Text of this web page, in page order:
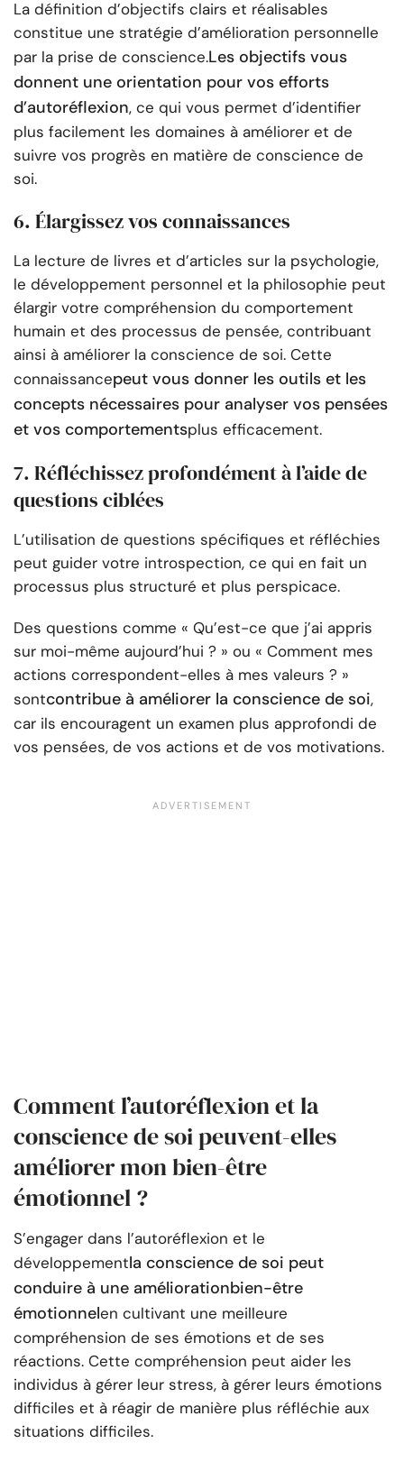
La définition d’objectifs clairs et réalisables
constitue une stratégie d’amélioration personnelle
par la prise de conscience.Les objectifs vous
donnent une orientation pour vos efforts
d’autoréflexion, ce qui vous permet d’identifier
plus facilement les domaines à améliorer et de
suivre vos progrès en matière de conscience de
soi.
6. Élargissez vos connaissances
La lecture de livres et d’articles sur la psychologie,
le développement personnel et la philosophie peut
élargir votre compréhension du comportement
humain et des processus de pensée, contribuant
ainsi à améliorer la conscience de soi. Cette
connaissancepeut vous donner les outils et les
concepts nécessaires pour analyser vos pensées
et vos comportementsplus efficacement.
7. Réfléchissez profondément à l’aide de
questions ciblées
L’utilisation de questions spécifiques et réfléchies
peut guider votre introspection, ce qui en fait un
processus plus structuré et plus perspicace.
Des questions comme « Qu’est-ce que j’ai appris
sur moi-même aujourd’hui ? » ou « Comment mes
actions correspondent-elles à mes valeurs ? »
sontcontribue à améliorer la conscience de soi,
car ils encouragent un examen plus approfondi de
vos pensées, de vos actions et de vos motivations.
Comment l’autoréflexion et la
conscience de soi peuvent-elles
améliorer mon bien-être
émotionnel ?
S’engager dans l’autoréflexion et le
développementla conscience de soi peut
conduire à une améliorationbien-être
émotionnelen cultivant une meilleure
compréhension de ses émotions et de ses
réactions. Cette compréhension peut aider les
individus à gérer leur stress, à gérer leurs émotions
difficiles et à réagir de manière plus réfléchie aux
situations difficiles.